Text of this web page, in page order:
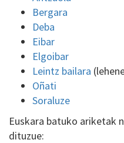
Bergara
Deba
Eibar
Elgoibar
Leintz bailara
Oñati
Soraluze
Euskara batuko ariketak
dituzue: